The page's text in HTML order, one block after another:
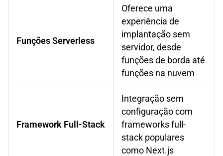
Funções Serverless
Oferece uma
experiência de
implantação sem
servidor, desde
funções de borda até
funções na nuvem
Framework Full-Stack
Integração sem
configuração com
frameworks full-
stack populares
como Next.js